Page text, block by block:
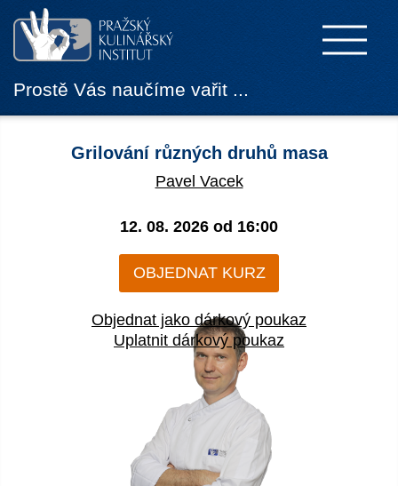
Prostě Vás naučíme vařit ...
Grilování různých druhů masa
Pavel Vacek
12. 08. 2026 od 16:00
OBJEDNAT KURZ
Objednat jako dárkový poukaz
Uplatnit dárkový poukaz